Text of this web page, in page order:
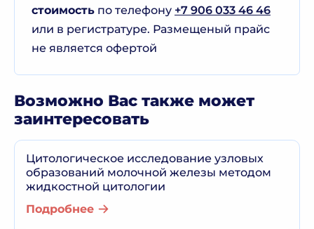
стоимость по телефону +7 906 033 46 46
или в регистратуре. Размещеный прайс
не является офертой
Возможно Вас также может
заинтересовать
Цитологическое исследование узловых
образований молочной железы методом
жидкостной цитологии
Подробнее